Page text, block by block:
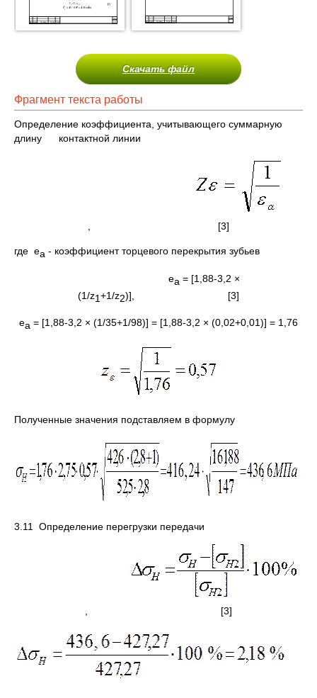
Скачать файл
Фрагмент текста работы
Определение коэффициента, учитывающего суммарную
длину контактной линии
, [3]
где ea - коэффициент торцевого перекрытия зубьев
ea = [1,88-3,2 ×
(1/z1+1/z2)], [3]
ea = [1,88-3,2 × (1/35+1/98)] = [1,88-3,2 × (0,02+0,01)] = 1,76
Полученные значения подставляем в формулу
3.11 Определение перегрузки передачи
, [3]